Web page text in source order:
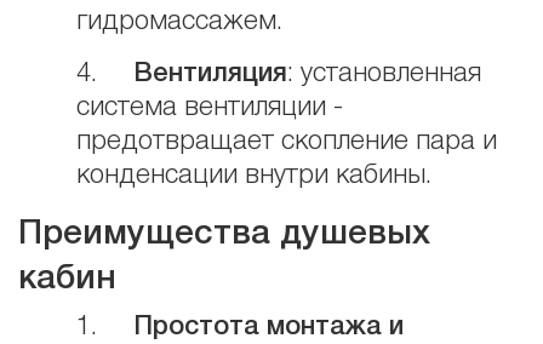
гидромассажем.
4. Вентиляция: установленная
система вентиляции -
предотвращает скопление пара и
конденсации внутри кабины.
Преимущества душевых
кабин
1.
Простота монтажа и